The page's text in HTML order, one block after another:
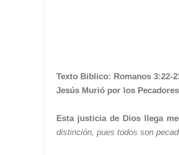
Texto Biblico: Romanos 3:22-
Jesús Murió por los
Esta justicia de Dios llega
distinción, pues todos son